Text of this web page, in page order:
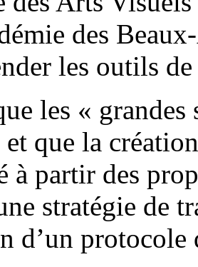
des
les outils
les «
et que la
à partir des
stratégie de
d’un protocole